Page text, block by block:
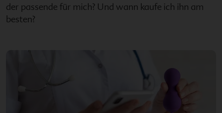
der passende für mich? Und wann kaufe ich ihn am
besten?